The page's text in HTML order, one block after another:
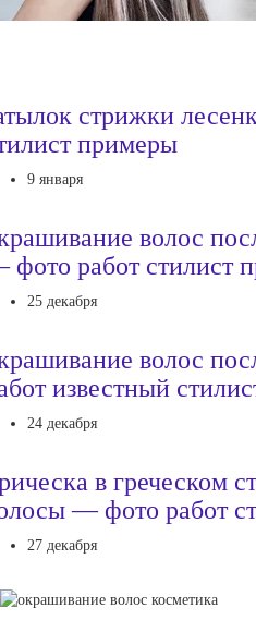
стрижки
примеры
9 января
волос
работ стилист
25 декабря
волос
известный
24 декабря
в греческом
— фото работ
27 декабря